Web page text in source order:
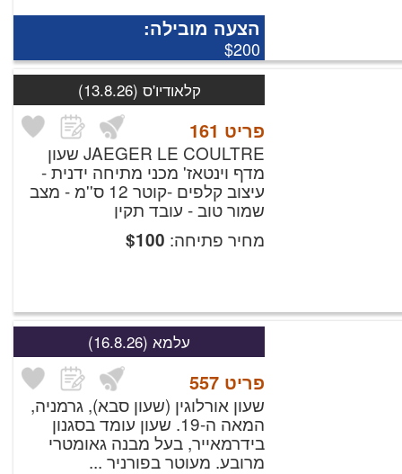
הצעה מובילה:
$200
קלאודיו'ס (13.8.26)
פריט 161
JAEGER LE COULTRE שעון
מדף וינטאז' מכני מתיחה ידנית -
עיצוב קלפים -קוטר 12 ס''מ - מצב
שמור טוב - עובד תקין
מחיר פתיחה:
$100
עלמא (16.8.26)
פריט 557
שעון אורלוגין (שעון סבא), גרמניה,
המאה ה-19. שעון עומד בסגנון
בידרמאייר, בעל מבנה גאומטרי
מרובע. מעוטר בפורניר ...